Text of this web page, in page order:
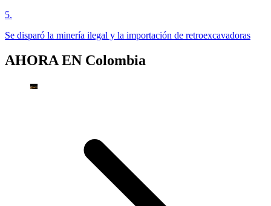
5.
Se disparó la minería ilegal y la importación de retroexcavadoras
AHORA EN Colombia